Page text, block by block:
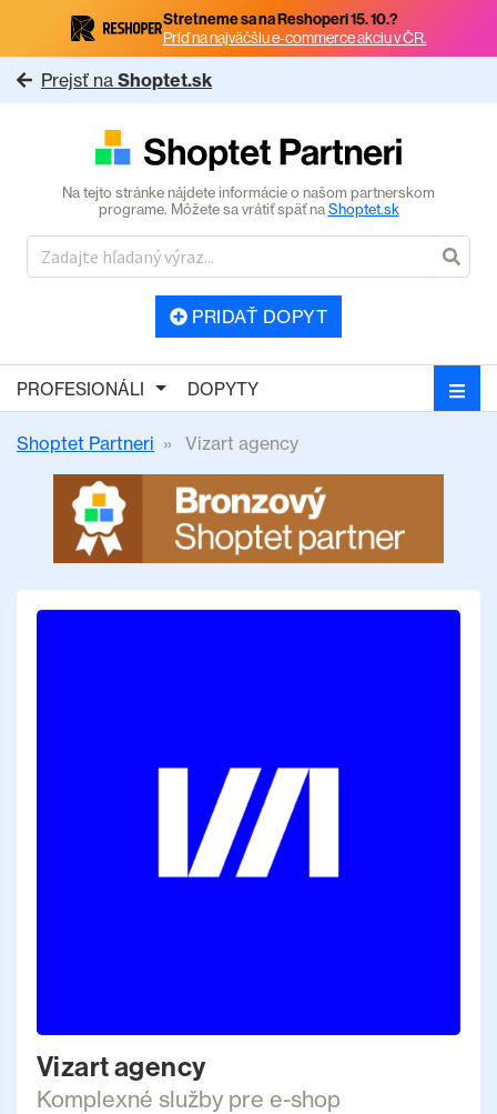
Stretneme sa na Reshoperi 15. 10.?
Príď na najväčšiu e-commerce akciu v ČR.
Prejsť na Shoptet.sk
Na tejto stránke nájdete informácie o našom partnerskom
programe. Môžete sa vrátiť späť naShoptet.sk
PRIDAŤ DOPYT
PROFESIONÁLI DOPYTY
Shoptet Partneri Vizart agency
Vizart agency
Komplexné služby pre e-shop